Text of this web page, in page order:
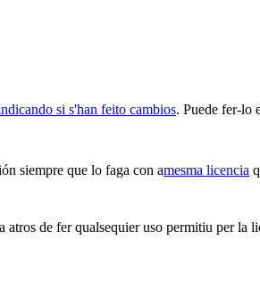
si s'han feito cambios. Puede fer-lo
siempre que lo faga con amesma licencia
atros de fer qualsequier uso permitiu per la